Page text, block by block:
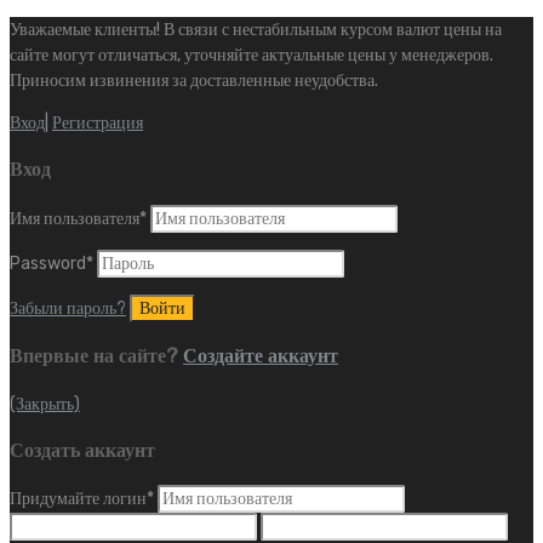
Уважаемые клиенты! В связи с нестабильным курсом валют цены на
сайте могут отличаться, уточняйте актуальные цены у менеджеров.
Приносим извинения за доставленные неудобства.
Вход Регистрация
Вход
Имя пользователя*
Password*
Забыли пароль?
Впервые на сайте? Создайте аккаунт
(Закрыть)
Создать аккаунт
Придумайте логин*